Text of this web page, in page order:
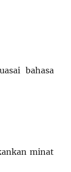
bahasa
minat